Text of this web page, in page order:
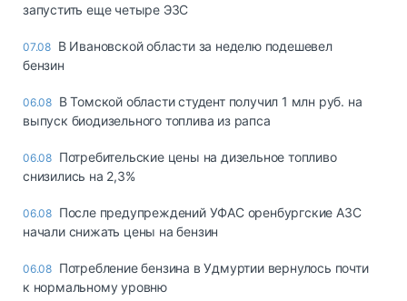
запустить еще четыре ЭЗС
07.08 В Ивановской области за неделю подешевел
бензин
06.08 В Томской области студент получил 1 млн руб. на
выпуск биодизельного топлива из рапса
06.08 Потребительские цены на дизельное топливо
снизились на 2,3%
06.08 После предупреждений УФАС оренбургские АЗС
начали снижать цены на бензин
06.08 Потребление бензина в Удмуртии вернулось почти
к нормальному уровню